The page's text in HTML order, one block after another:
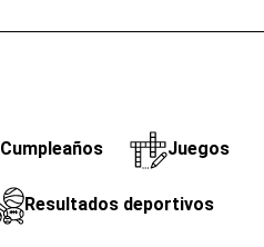
Cumpleaños Juegos
Resultados deportivos